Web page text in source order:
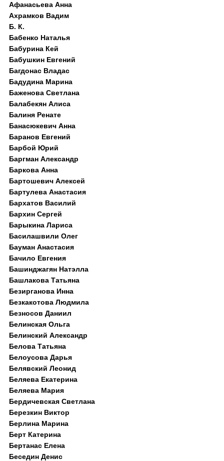
Афанасьева Анна
Ахрамков Вадим
Б. К.
Бабенко Наталья
Бабурина Кей
Бабушкин Евгений
Багдонас Владас
Бадудина Марина
Баженова Светлана
Балабекян Алиса
Балиня Ренате
Банасюкевич Анна
Баранов Евгений
Барбой Юрий
Баргман Александр
Баркова Анна
Бартошевич Алексей
Бартулева Анастасия
Бархатов Василий
Бархин Сергей
Барыкина Лариса
Басилашвили Олег
Бауман Анастасия
Бачило Евгения
Башинджагян Натэлла
Башлакова Татьяна
Безирганова Инна
Безкакотова Людмила
Безносов Даниил
Белинская Ольга
Белинский Александр
Белова Татьяна
Белоусова Дарья
Белявский Леонид
Беляева Екатерина
Беляева Мария
Бердичевская Светлана
Березкин Виктор
Берлина Марина
Берт Катерина
Бертанас Елена
Беседин Денис